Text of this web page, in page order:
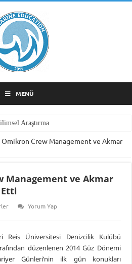
MENÜ
Araştırma
Omikron Crew Management ve Akmar
Management ve Akmar
Yorum Yap
Reis Üniversitesi Denizcilik Kulübü
düzenlenen 2014 Güz Dönemi
Günleri’nin ilk gün konukları